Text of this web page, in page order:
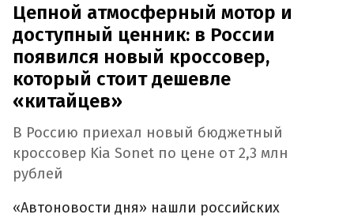
Цепной атмосферный мотор и
доступный ценник: в России
появился новый кроссовер,
который стоит дешевле
«китайцев»
В Россию приехал новый бюджетный
кроссовер Kia Sonet по цене от 2,3 млн
рублей
«Автоновости дня» нашли российских